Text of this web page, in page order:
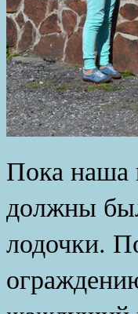
Пока наша
должны
лодочки.